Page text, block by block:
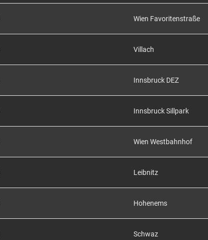
Wien Favoritenstraße
Villach
Innsbruck DEZ
Innsbruck Sillpark
Wien Westbahnhof
Leibnitz
Hohenems
Schwaz